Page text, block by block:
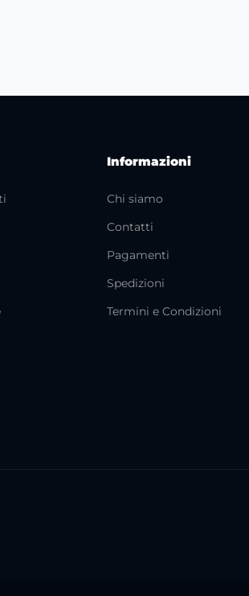
Informazioni
Chi siamo
Contatti
Pagamenti
Spedizioni
Termini e Condizioni